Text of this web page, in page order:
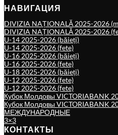
НАВИГАЦИЯ
DIVIZIA NAȚIONALĂ 2025-2026
DIVIZIA NAȚIONALĂ 2025-2026
U-14 2025-2026 (băieți)
U-14 2025-2026 (fete)
U-16 2025-2026 (băieți)
U-16 2025-2026 (fete)
U-18 2025-2026 (băieți)
U-12 2025-2026 (fete)
U-12 2025-2026 (fete)
Кубок Молдовы VICTORIABANK
Кубок Молдовы VICTORIABANK
МЕЖДУНАРОДНЫЕ
3×3
КОНТАКТЫ